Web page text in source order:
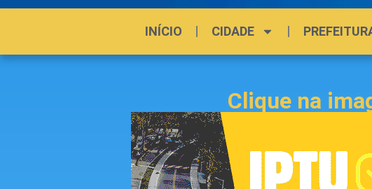
INÍCIO CIDADE
Clique na